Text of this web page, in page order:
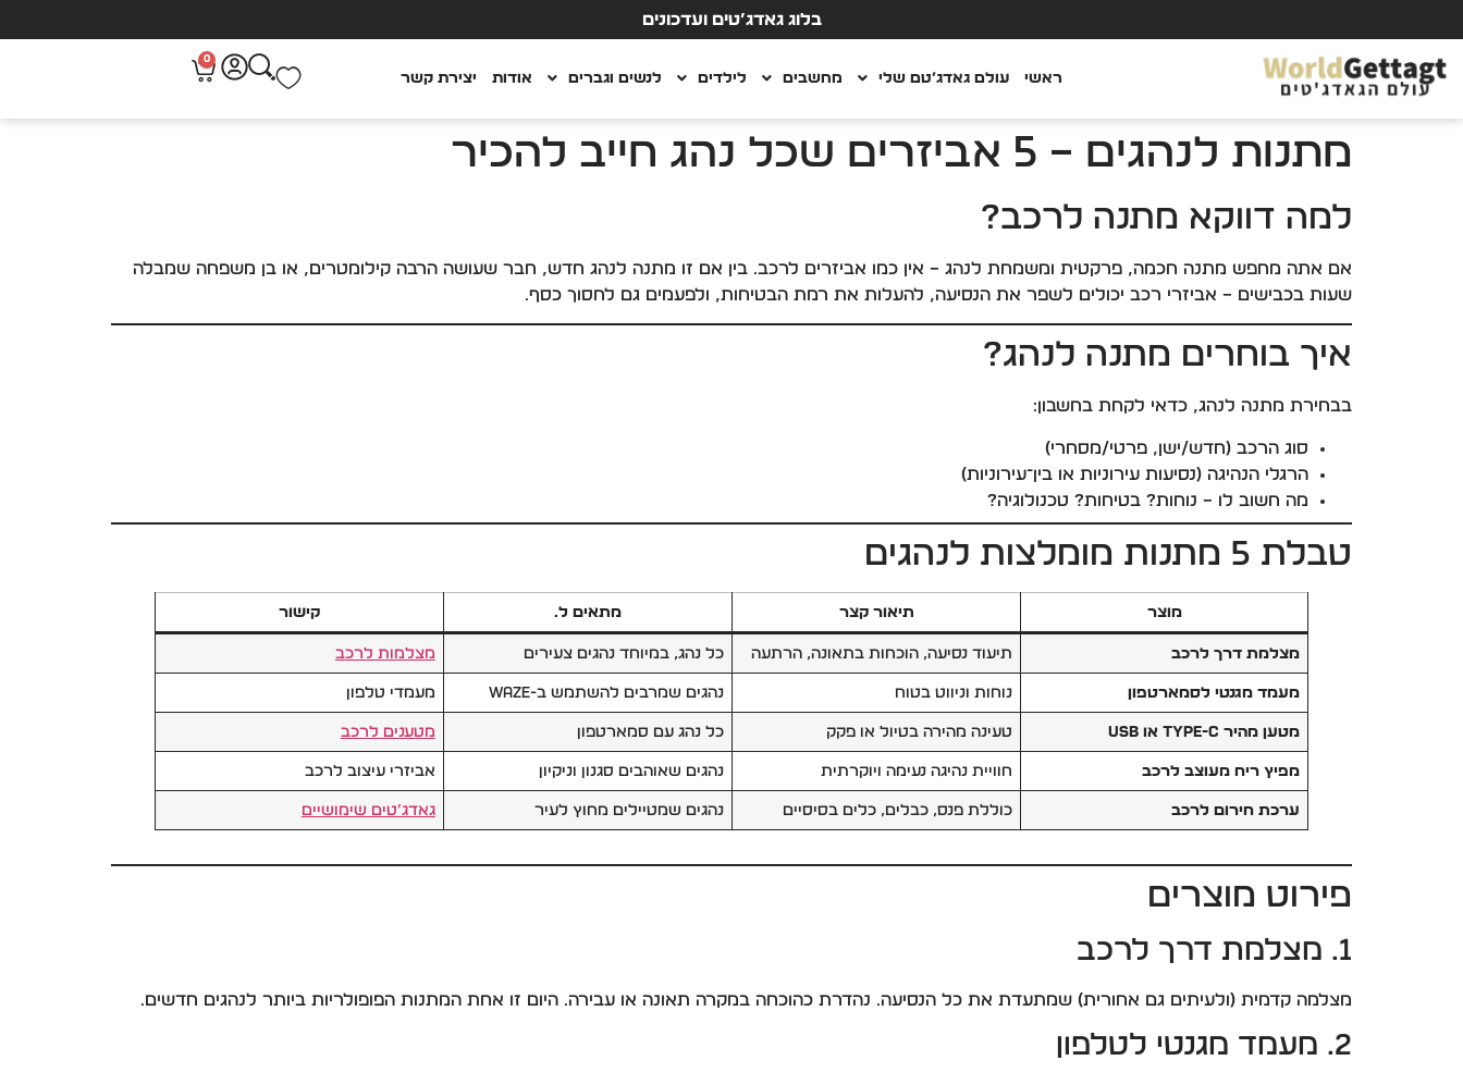
בלוג גאדג’טים ועדכונים
ראשי עולם גאדג’טם שלי מחשבים לילדים לנשים וגברים אודות יצירת קשר
0
מתנות לנהגים – 5 אביזרים שכל נהג חייב להכיר
למה דווקא מתנה לרכב?
אם אתה מחפש מתנה חכמה, פרקטית ומשמחת לנהג – אין כמו אביזרים לרכב. בין אם זו מתנה לנהג חדש, חבר שעושה הרבה קילומטרים, או בן משפחה שמבלה
שעות בכבישים – אביזרי רכב יכולים לשפר את הנסיעה, להעלות את רמת הבטיחות, ולפעמים גם לחסוך כסף.
איך בוחרים מתנה לנהג?
בבחירת מתנה לנהג, כדאי לקחת בחשבון:
סוג הרכב (חדש/ישן, פרטי/מסחרי)
הרגלי הנהיגה (נסיעות עירוניות או בין־עירוניות)
מה חשוב לו – נוחות? בטיחות? טכנולוגיה?
טבלת 5 מתנות מומלצות לנהגים
מוצר תיאור קצר מתאים ל… קישור
מצלמת דרך לרכב תיעוד נסיעה, הוכחות בתאונה, הרתעה כל נהג, במיוחד נהגים צעירים מצלמות לרכב
מעמד מגנטי לסמארטפון נוחות וניווט בטוח נהגים שמרבים להשתמש ב-Waze מעמדי טלפון
מטען מהיר Type-C או USB טעינה מהירה בטיול או פקק כל נהג עם סמארטפון מטענים לרכב
מפיץ ריח מעוצב לרכב חוויית נהיגה נעימה ויוקרתית נהגים שאוהבים סגנון וניקיון אביזרי עיצוב לרכב
ערכת חירום לרכב כוללת פנס, כבלים, כלים בסיסיים נהגים שמטיילים מחוץ לעיר גאדג’טים שימושיים
פירוט מוצרים
1. מצלמת דרך לרכב
מצלמה קדמית (ולעיתים גם אחורית) שמתעדת את כל הנסיעה. נהדרת כהוכחה במקרה תאונה או עבירה. היום זו אחת המתנות הפופולריות ביותר לנהגים חדשים.
2. מעמד מגנטי לטלפון